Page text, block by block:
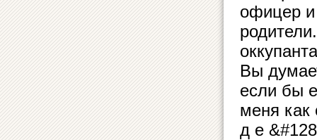
офицер и
Вы
если бы
меня как
д е